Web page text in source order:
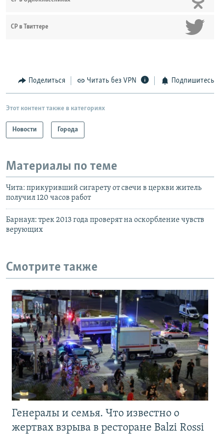
СР в Твиттере
Поделиться Читать без VPN Подпишитесь
Этот контент также в категориях
Новости Города
Материалы по теме
Чита: прикуривший сигарету от свечи в церкви житель
получил 120 часов работ
Барнаул: трек 2013 года проверят на оскорбление чувств
верующих
Смотрите также
Генералы и семья. Что известно о
жертвах взрыва в ресторане Balzi Rossi